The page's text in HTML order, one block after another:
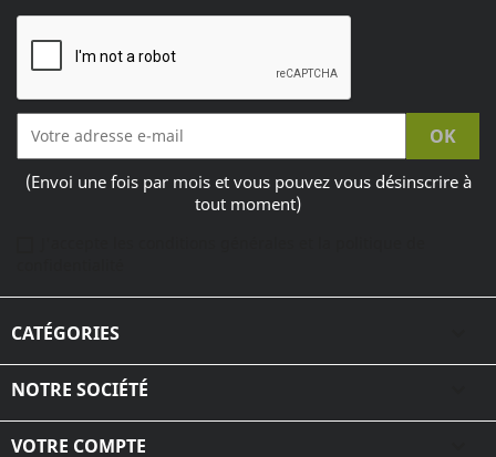
(Envoi une fois par mois et vous pouvez vous désinscrire à
tout moment)
CATÉGORIES
NOTRE SOCIÉTÉ
VOTRE COMPTE